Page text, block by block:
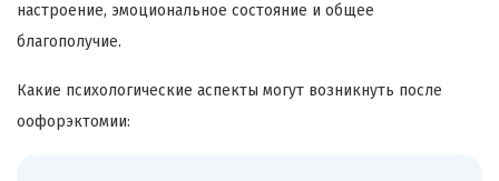
настроение, эмоциональное состояние и общее
благополучие.
Какие психологические аспекты могут возникнуть после
оофорэктомии: